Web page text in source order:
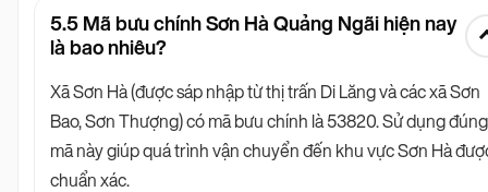
5.5 Mã bưu chính Sơn Hà Quảng Ngãi hiện nay
là bao nhiêu?
Xã Sơn Hà (được sáp nhập từ thị trấn Di Lăng và các xã Sơn
Bao, Sơn Thượng) có mã bưu chính là 53820. Sử dụng đúng
mã này giúp quá trình vận chuyển đến khu vực Sơn Hà
chuẩn xác.